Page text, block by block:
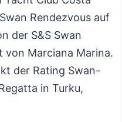
Rendezvous auf
der S&S Swan
von Marciana Marina.
der Rating Swan-
in Turku,